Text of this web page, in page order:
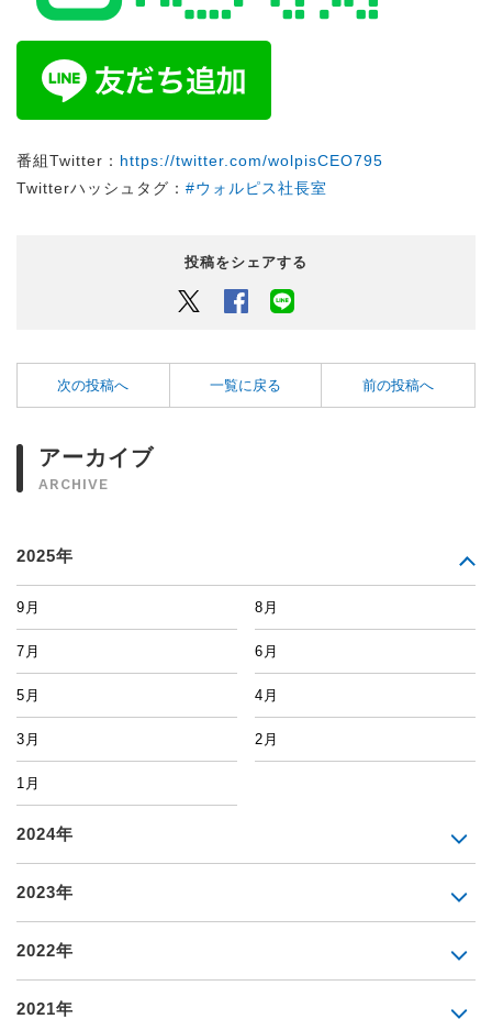
番組Twitter： https://twitter.com/wolpisCEO795
Twitterハッシュタグ： #ウォルピス社長室
投稿をシェアする
Twitter Facebook
次の投稿へ 一覧に戻る 前の投稿へ
アーカイブ
ARCHIVE
2025年
9月 8月
7月 6月
5月 4月
3月 2月
1月
2024年
2023年
2022年
2021年